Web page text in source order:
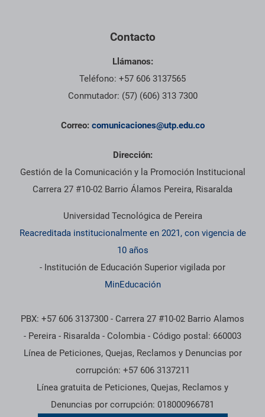
Contacto
Llámanos:
Teléfono: +57 606 3137565
Conmutador: (57) (606) 313 7300
Correo: comunicaciones@utp.edu.co
Dirección:
Gestión de la Comunicación y la Promoción Institucional
Carrera 27 #10-02 Barrio Álamos Pereira, Risaralda
Universidad Tecnológica de Pereira
Reacreditada institucionalmente en 2021, con vigencia de
10 años
- Institución de Educación Superior vigilada por
MinEducación
PBX: +57 606 3137300 - Carrera 27 #10-02 Barrio Alamos
- Pereira - Risaralda - Colombia - Código postal: 660003
Línea de Peticiones, Quejas, Reclamos y Denuncias por
corrupción: +57 606 3137211
Línea gratuita de Peticiones, Quejas, Reclamos y
Denuncias por corrupción: 018000966781